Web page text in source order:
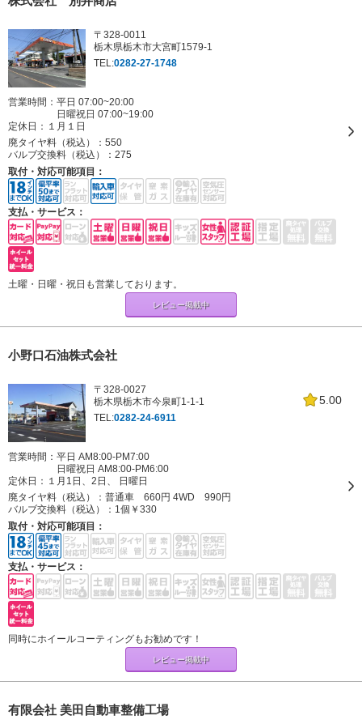
〒328-0011
栃木県栃木市大宮町1579-1
TEL:0282-27-1748
営業時間：平日 07:00~20:00
日曜祝日 07:00~19:00
定休日： １月１日
廃タイヤ料（税込）： 550
バルブ交換料（税込）： 275
取付・対応可能項目：
支払・サービス：
土曜・日曜・祝日も営業しております。
レビュー掲載中
小野口石油株式会社
5.00
〒328-0027
栃木県栃木市今泉町1-1-1
TEL:0282-24-6911
営業時間：平日 AM8:00-PM7:00
日曜祝日 AM8:00-PM6:00
定休日： １月1日、2日、 日曜日
廃タイヤ料（税込）： 普通車 660円 4WD 990円
バルブ交換料（税込）： 1個￥330
取付・対応可能項目：
支払・サービス：
同時にホイールコーティングもお勧めです！
レビュー掲載中
有限会社 美田自動車整備工場